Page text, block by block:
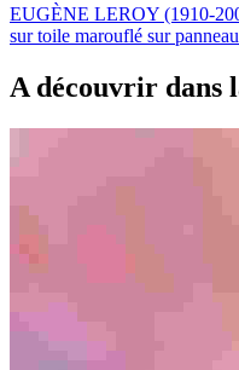
EUGÈNE LEROY (1910-
sur toile marouflé sur
A découvrir dans